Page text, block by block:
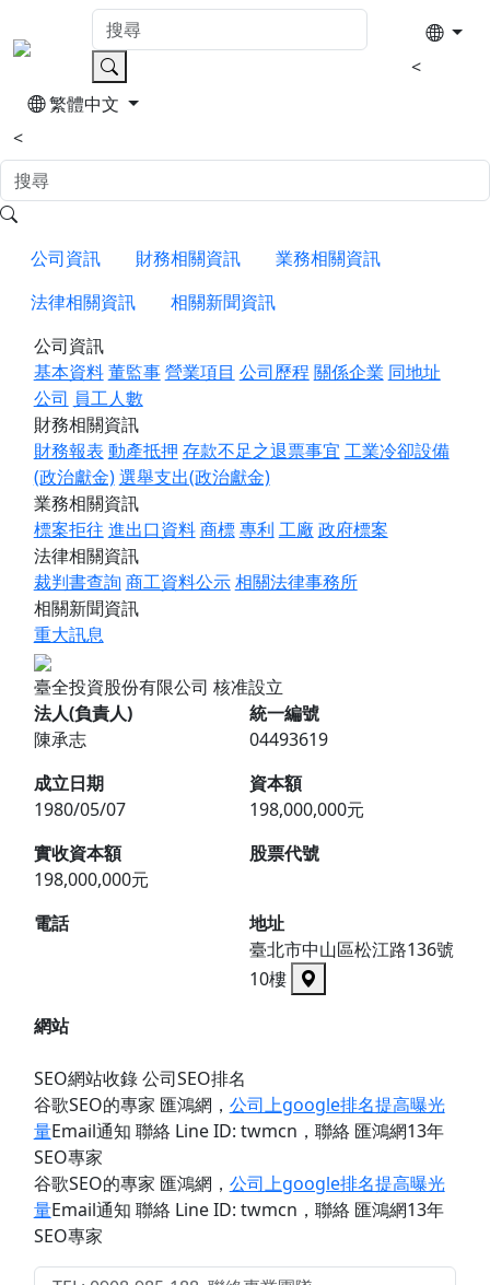
<
繁體中文
<
公司資訊 財務相關資訊
業務相關資訊
法律相關資訊
相關新聞資訊
公司資訊
基本資料董監事營業項目 公司歷程 關係企業 同地址
公司 員工人數
財務相關資訊
財務報表 動產抵押 存款不足之退票事宜 工業冷卻設備
(政治獻金)選舉支出(政治獻金)
業務相關資訊
標案拒往 進出口資料商標專利 工廠 政府標案
法律相關資訊
裁判書查詢 商工資料公示相關法律事務所
相關新聞資訊
重大訊息
臺全投資股份有限公司 核准設立
法人(負責人)
陳承志
統一編號
04493619
成立日期
1980/05/07
資本額
198,000,000元
實收資本額
198,000,000元
股票代號
電話
地址
臺北市中山區松江路136號
10樓
網站
SEO網站收錄 公司SEO排名
谷歌SEO的專家 匯鴻網 ， 公司上google排名提高曝光
量Email通知 聯絡 Line ID: twmcn ，聯絡 匯鴻網13年
SEO專家
谷歌SEO的專家 匯鴻網 ， 公司上google排名提高曝光
量Email通知 聯絡 Line ID: twmcn ，聯絡 匯鴻網13年
SEO專家